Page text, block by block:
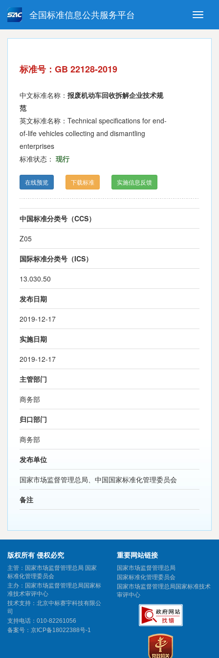
Toggle
全国标准信息公共服务平台
强制性国家标准 推荐性国家标准
指导性技术文件
标准号：GB 22128-2019
中文标准名称： 报废机动车回收拆解企业技术规
范
英文标准名称：Technical specifications for end-
of-life vehicles collecting and dismantling
enterprises
标准状态： 现行
在线预览 下载标准 实施信息反馈
中国标准分类号（CCS）
Z05
国际标准分类号（ICS）
13.030.50
发布日期
2019-12-17
实施日期
2019-12-17
主管部门
商务部
归口部门
商务部
发布单位
国家市场监督管理总局、中国国家标准化管理委员会
备注
版权所有 侵权必究
主管：国家市场监督管理总局 国家
标准化管理委员会
主办：国家市场监督管理总局国家标
准技术审评中心
技术支持：北京中标赛宇科技有限公
司
支持电话：010-82261056
备案号： 京ICP备18022388号-1
重要网站链接
国家市场监督管理总局
国家标准化管理委员会
国家市场监督管理总局国家标准技术
审评中心